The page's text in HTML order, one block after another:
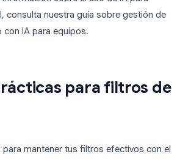
consulta nuestra guía sobre gestión de
IA para equipos.
para filtros de
mantener tus filtros efectivos con el